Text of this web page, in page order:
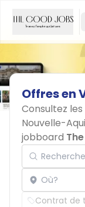
Offresen
Consultez
Nouvelle-
jobboard
Rechercher
Localisation
Contrat de